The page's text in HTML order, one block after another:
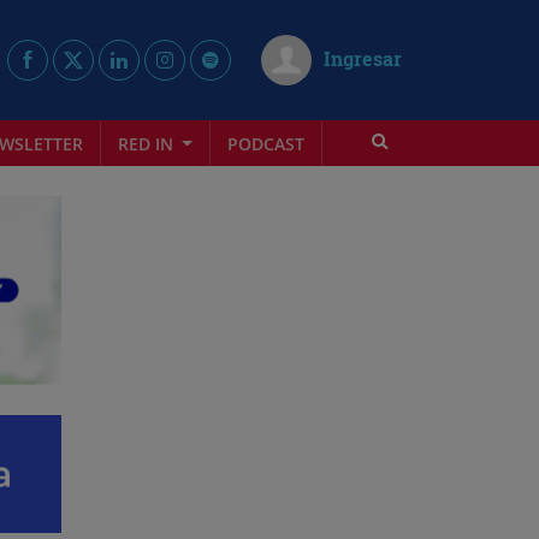
Ingresar
RED IN PODCAST